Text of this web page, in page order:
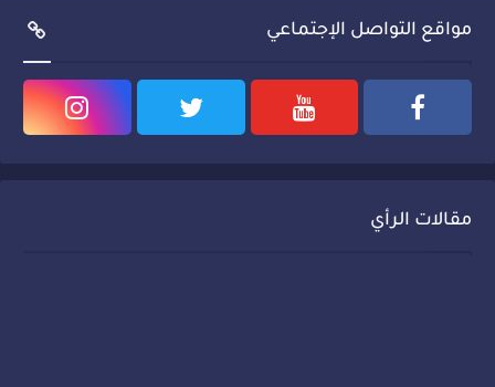
مواقع التواصل الإجتماعي
مقالات الرأي